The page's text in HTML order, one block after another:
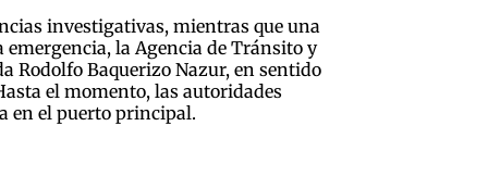
investigativas, mientras que una
la Agencia de Tránsito y
Rodolfo Baquerizo Nazur, en sentido
el momento, las autoridades
en el puerto principal.